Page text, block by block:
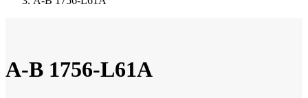
A-B 1756-L61A